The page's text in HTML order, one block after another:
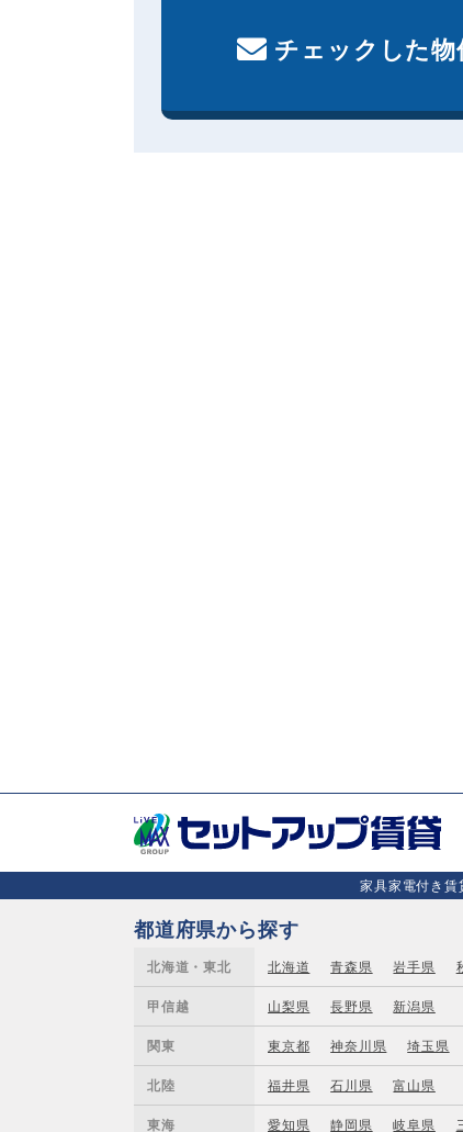
チェックした物
家具家電付き
都道府県から探す
北海道・東北 北海道 青森県 岩手県
甲信越 山梨県 長野県 新潟県
関東 東京都 神奈川県 埼玉県
北陸 福井県 石川県 富山県
東海 愛知県 静岡県 岐阜県